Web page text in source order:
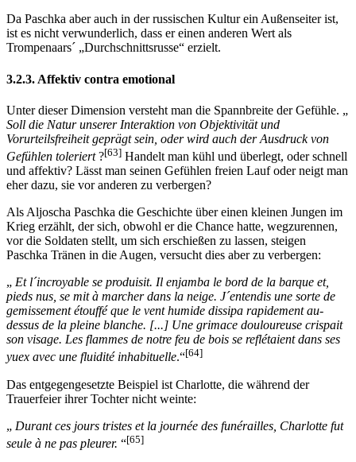
Da Paschka aber auch in der russischen Kultur ein Außenseiter ist,
ist es nicht verwunderlich, dass er einen anderen Wert als
Trompenaars´ „Durchschnittsrusse“ erzielt.
3.2.3. Affektiv contra emotional
Unter dieser Dimension versteht man die Spannbreite der Gefühle. „
Soll die Natur unserer Interaktion von Objektivität und
Vorurteilsfreiheit geprägt sein, oder wird auch der Ausdruck von
Gefühlen toleriert?[63] Handelt man kühl und überlegt, oder schnell
und affektiv? Lässt man seinen Gefühlen freien Lauf oder neigt man
eher dazu, sie vor anderen zu verbergen?
Als Aljoscha Paschka die Geschichte über einen kleinen Jungen im
Krieg erzählt, der sich, obwohl er die Chance hatte, wegzurennen,
vor die Soldaten stellt, um sich erschießen zu lassen, steigen
Paschka Tränen in die Augen, versucht dies aber zu verbergen:
„ Et l´incroyable se produisit. Il enjamba le bord de la barque et,
pieds nus, se mit à marcher dans la neige. J´entendis une sorte de
gemissement étouffé que le vent humide dissipa rapidement au-
dessus de la pleine blanche. [...] Une grimace douloureuse crispait
son visage. Les flammes de notre feu de bois se reflétaient dans ses
yuex avec une fluidité inhabituelle.“[64]
Das entgegengesetzte Beispiel ist Charlotte, die während der
Trauerfeier ihrer Tochter nicht weinte:
„ Durant ces jours tristes et la journée des funérailles, Charlotte fut
seule à ne pas pleurer. “[65]